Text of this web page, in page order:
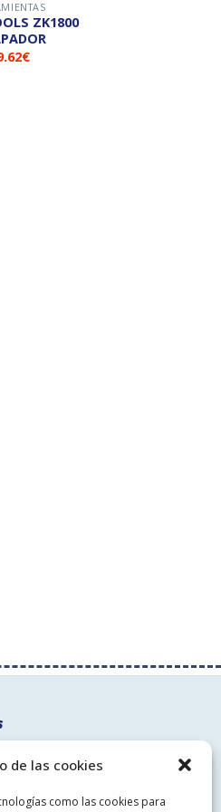
de las cookies
como las cookies para
€